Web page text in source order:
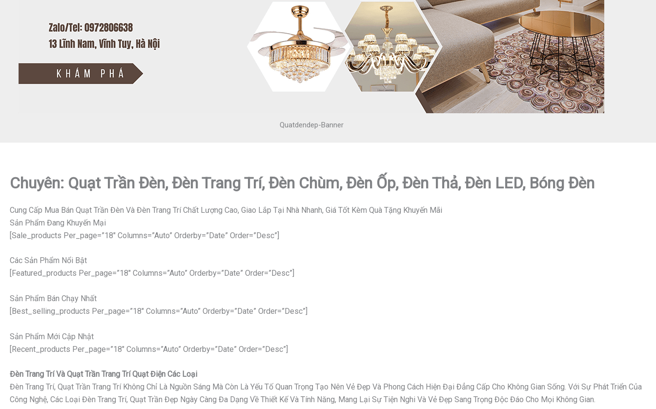
Quatdendep-Banner
Chuyên: Quạt Trần Đèn, Đèn Trang Trí, Đèn Chùm, Đèn Ốp, Đèn Thả, Đèn LED, Bóng Đèn
Cung Cấp Mua Bán Quạt Trần Đèn Và Đèn Trang Trí Chất Lượng Cao, Giao Lắp Tại Nhà Nhanh, Giá Tốt Kèm Quà Tặng Khuyến Mãi
Sản Phẩm Đang Khuyến Mại
[sale_products Per_page=”18″ Columns=”auto” Orderby=”date” Order=”desc”]
Các Sản Phẩm Nổi Bật
[featured_products Per_page=”18″ Columns=”auto” Orderby=”date” Order=”desc”]
Sản Phẩm Bán Chạy Nhất
[best_selling_products Per_page=”18″ Columns=”auto” Orderby=”date” Order=”desc”]
Sản Phẩm Mới Cập Nhật
[recent_products Per_page=”18″ Columns=”auto” Orderby=”date” Order=”desc”]
Đèn Trang Trí Và Quạt Trần Trang Trí Quạt Điện Các Loại
Đèn Trang Trí, Quạt Trần Trang Trí Không Chỉ Là Nguồn Sáng Mà Còn Là Yếu Tố Quan Trọng Tạo Nên Vẻ Đẹp Và Phong Cách Hiện Đại Đẳng Cấp Cho Không Gian Sống. Với Sự Phát Triển Của
Công Nghệ, Các Loại Đèn Trang Trí, Quạt Trần Đẹp Ngày Càng Đa Dạng Về Thiết Kế Và Tính Năng, Mang Lại Sự Tiện Nghi Và Vẻ Đẹp Sang Trọng Độc Đáo Cho Mọi Không Gian.